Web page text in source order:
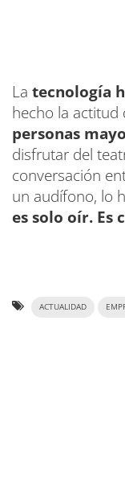
La tecnología
hecho la actitud
personas
disfrutar del
conversación
un audífono, lo
es solo oír.
ACTUALIDAD